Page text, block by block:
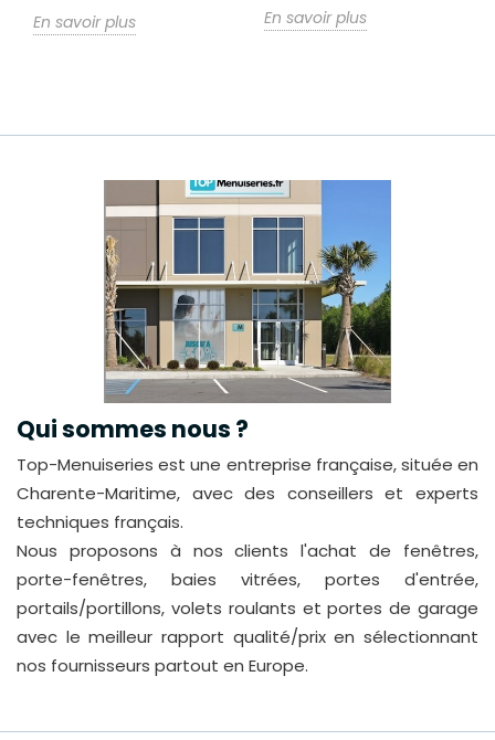
En savoir plus
En savoir plus
Qui sommes nous ?
Top-Menuiseries est une entreprise française, située en
Charente-Maritime, avec des conseillers et experts
techniques français.
Nous proposons à nos clients l'achat de fenêtres,
porte-fenêtres, baies vitrées, portes d'entrée,
portails/portillons, volets roulants et portes de garage
avec le meilleur rapport qualité/prix en sélectionnant
nos fournisseurs partout en Europe.